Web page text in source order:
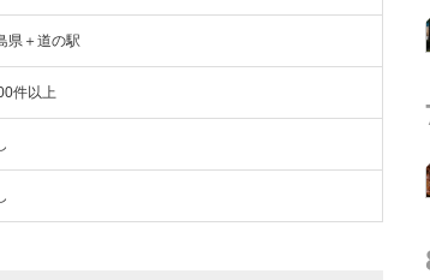
県＋道の駅
件以上